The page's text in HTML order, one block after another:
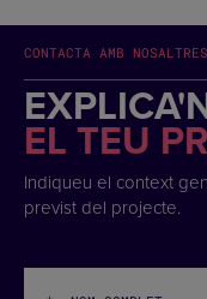
CONTACTA AMB NOSALTRES
EL TEU
Indiqueu el context
previst del projecte.